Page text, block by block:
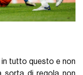
in tutto questo e non